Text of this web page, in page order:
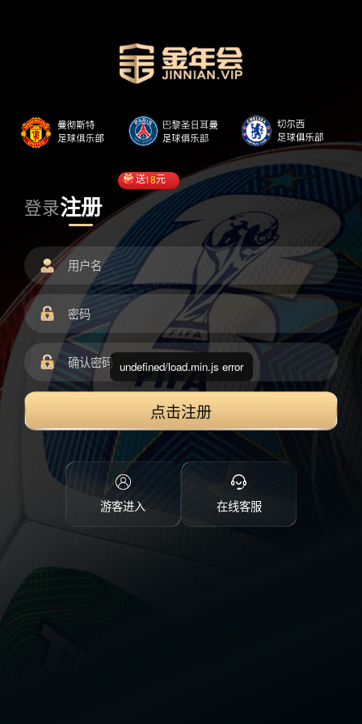
登录注册
送18元
点击注册
游客进入 在线客服
undefined/load.min.js error